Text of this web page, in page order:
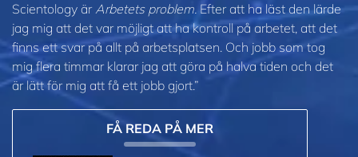
Scientology ärArbetets problem. Efter att ha läst den lärde
jag mig att det var möjligt att ha kontroll på arbetet, att det
finns ett svar på allt på arbetsplatsen. Och jobb som tog
mig flera timmar klarar jag att göra på halva tiden och det
är lätt för mig att få ett jobb gjort.”
FÅ REDA PÅ MER